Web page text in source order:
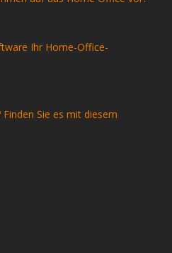
Ihr Home-Office-
Sie es mit diesem